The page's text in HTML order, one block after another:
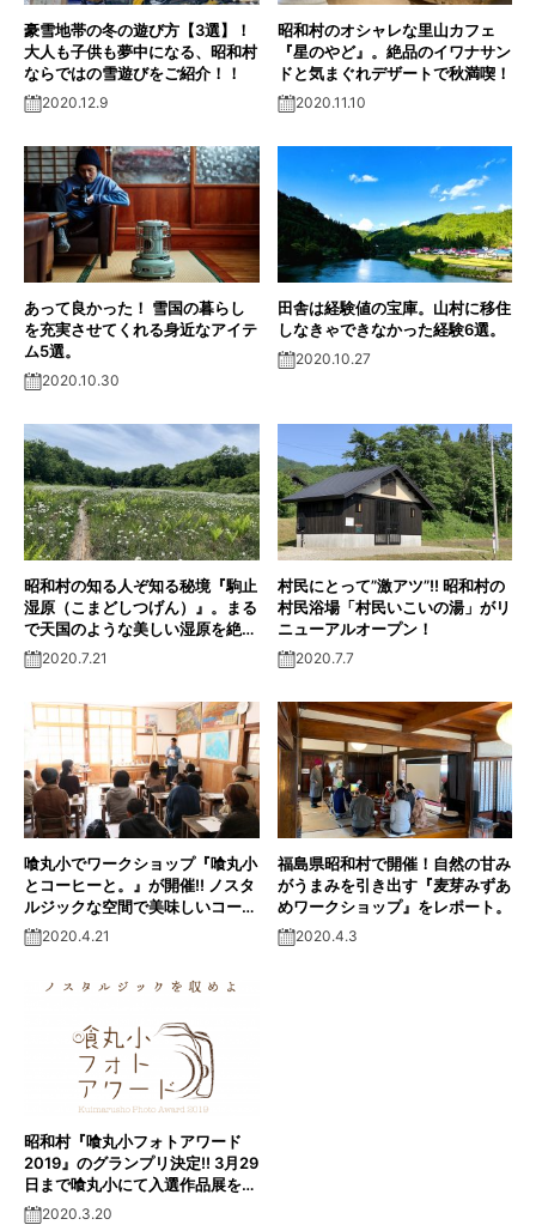
豪雪地帯の冬の遊び方【3選】！
大人も子供も夢中になる、昭和村
ならではの雪遊びをご紹介！！
2020.12.9
昭和村のオシャレな里山カフェ
『星のやど』。絶品のイワナサン
ドと気まぐれデザートで秋満喫！
2020.11.10
あって良かった！ 雪国の暮らし
を充実させてくれる身近なアイテ
ム5選。
2020.10.30
田舎は経験値の宝庫。山村に移住
しなきゃできなかった経験6選。
2020.10.27
昭和村の知る人ぞ知る秘境『駒止
湿原（こまどしつげん）』。まる
で天国のような美しい湿原を絶景
レポート!!
2020.7.21
村民にとって”激アツ”!! 昭和村の
村民浴場「村民いこいの湯」がリ
ニューアルオープン！
2020.7.7
喰丸小でワークショップ『喰丸小
とコーヒーと。』が開催!! ノスタ
ルジックな空間で美味しいコーヒ
ーをテイスティング。
2020.4.21
福島県昭和村で開催！自然の甘み
がうまみを引き出す『麦芽みずあ
めワークショップ』をレポート。
2020.4.3
昭和村『喰丸小フォトアワード
2019』のグランプリ決定!! 3月29
日まで喰丸小にて入選作品展を開
催中！
2020.3.20